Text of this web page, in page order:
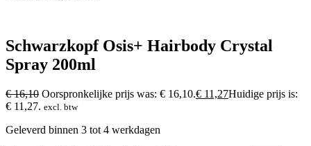
Schwarzkopf Osis+ Hairbody Crystal
Spray 200ml
€16,10 Oorspronkelijke prijs was: € 16,10.€ 11,27Huidige prijs is:
€ 11,27. excl. btw
Geleverd binnen 3 tot 4 werkdagen